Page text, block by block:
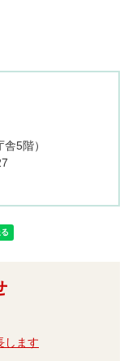
5階）
します